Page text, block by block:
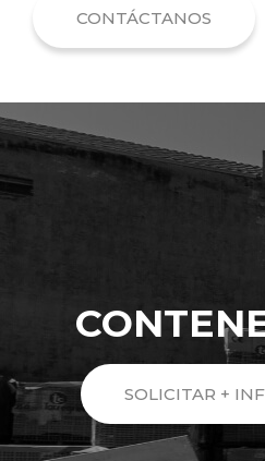
CONTÁCTANOS
SOLICITAR +